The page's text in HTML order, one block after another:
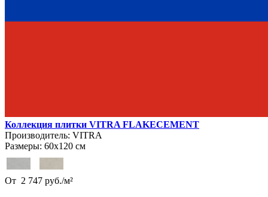
Коллекция плитки VITRA FLAKECEMENT
Производитель: VITRA
Размеры: 60х120 см
От 2 747 руб./м²